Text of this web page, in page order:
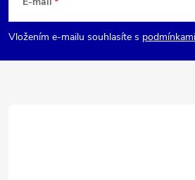
u
p
a
Vložením e-mailu souhlasíte s